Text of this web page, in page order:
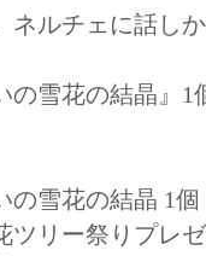
ネルチェに話し
の雪花の結晶』
の雪花の結晶 1個
ツリー祭りプレ